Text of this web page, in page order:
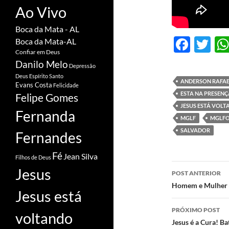
F
e
b
o
o
k
T
itt
er
ANDERSON
ESTA NA
JESUS ESTÁ
MGLF
SALVADOR
Navegação
de
posts
POST ANTERIOR
Homem e
PRÓXIMO POST
Jesus é a Cura!
Ao Vivo
Boca da Mata - AL
Boca da Mata-AL
Confiar em Deus
Danilo Melo Depressão
Deus Espírito Santo
Evans Costa Felicidade
Felipe Gomes
Fernanda
Fernandes
Filhos de Deus Fé Jean Silva
Jesus
Jesus está
voltando